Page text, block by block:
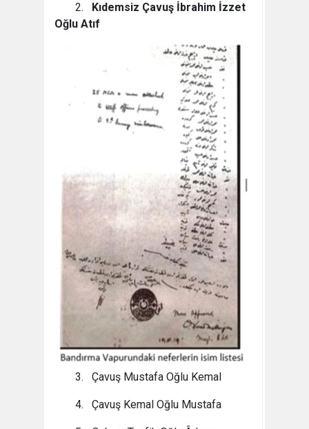
2. Kıdemsiz Çavuş İbrahim İzzet
Oğlu Atıf
3. Çavuş Mustafa Oğlu Kemal
4. Çavuş Kemal Oğlu Mustafa